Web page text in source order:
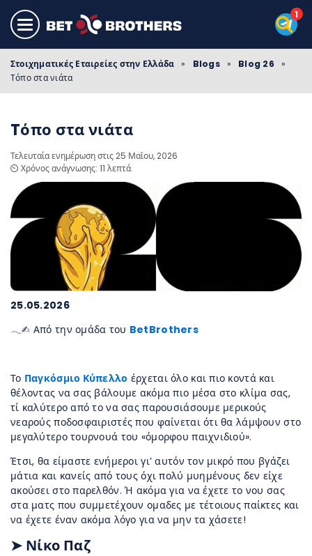
Στοιχηματικές Εταιρείες στην Ελλάδα » Blogs » Blog 26
»
Tόπο στα νιάτα
Tόπο στα νιάτα
Τελευταία ενημέρωση στις 25 Μαΐου, 2026
⏲️ Χρόνος ανάγνωσης: 11 λεπτά
25.05.2026
𓂃✍︎ Από την ομάδα του BetBrothers
Το Παγκόσμιο Κύπελλο έρχεται όλο και πιο κοντά και
θέλοντας να σας βάλουμε ακόμα πιο μέσα στο κλίμα σας,
τί καλύτερο από το να σας παρουσιάσουμε μερικούς
νεαρούς ποδοσφαιριστές που φαίνεται ότι θα λάμψουν στο
μεγαλύτερο τουρνουά του «όμορφου παιχνιδιού».
Έτσι, θα είμαστε ενήμεροι γι’ αυτόν τον μικρό που βγάζει
μάτια και κανείς από τους όχι πολύ μυημένους δεν είχε
ακούσει στο παρελθόν. Ή ακόμα για να έχετε το νου σας
στα ματς που συμμετέχουν ομαδες με τέτοιους παίκτες και
να έχετε έναν ακόμα λόγο για να μην τα χάσετε!
➤ Νίκο Παζ